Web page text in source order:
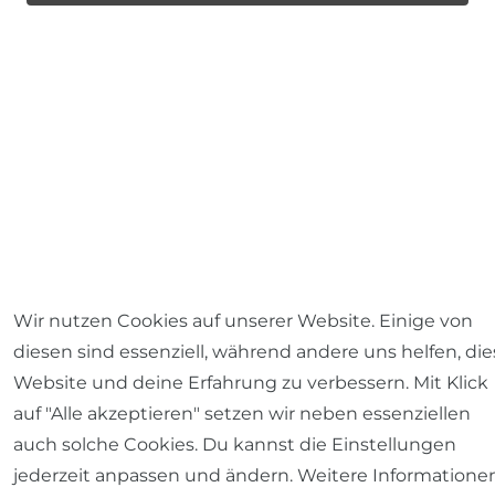
Wir nutzen Cookies auf unserer Website. Einige von
diesen sind essenziell, während andere uns helfen,
Website und deine Erfahrung zu verbessern. Mit Klick
auf "Alle akzeptieren" setzen wir neben essenziellen
auch solche Cookies. Du kannst die Einstellungen
jederzeit anpassen und ändern. Weitere